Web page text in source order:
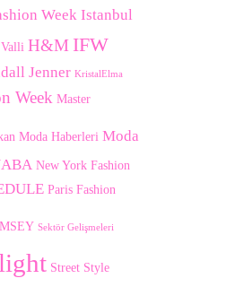
Week Istanbul
H&M IFW
Jenner KristalElma
Week Master
Moda Haberleri Moda
New York Fashion
Paris Fashion
Sektör Gelişmeleri
Street Style